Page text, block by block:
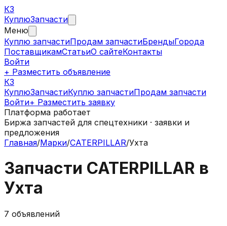
КЗ
КуплюЗапчасти
Меню
Куплю запчастиПродам запчастиБрендыГорода
ПоставщикамСтатьиО сайтеКонтакты
Войти
+ Разместить объявление
КЗ
КуплюЗапчастиКуплю запчастиПродам запчасти
Войти+ Разместить заявку
Платформа работает
Биржа запчастей для спецтехники · заявки и
предложения
Главная/Марки/CATERPILLAR/Ухта
Запчасти CATERPILLAR в
Ухта
7 объявлений